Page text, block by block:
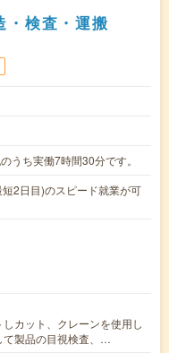
・検査・運搬
うち実働7時間30分です。
2日目)のスピード就業が可
カット、クレーンを使用し
て製品の目視検査、…